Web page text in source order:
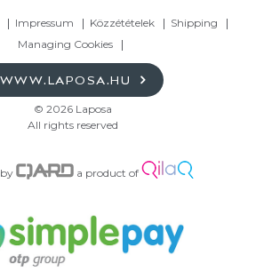
Impressum Közzétételek
Shipping
Managing Cookies
WWW.LAPOSA.HU
© 2026 Laposa
All rights reserved
by a product of